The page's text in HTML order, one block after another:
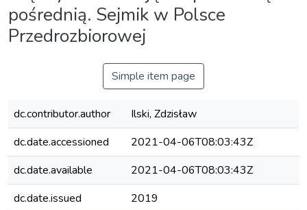
pośrednią. Sejmik w Polsce
Przedrozbiorowej
Simple item page
dc.contributor.author
Ilski, Zdzisław
dc.date.accessioned
2021-04-06T08:03:43Z
dc.date.available
2021-04-06T08:03:43Z
dc.date.issued
2019